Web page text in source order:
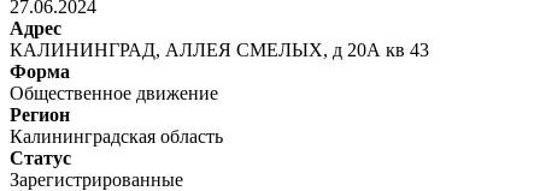
27.06.2024
Адрес
КАЛИНИНГРАД, АЛЛЕЯ СМЕЛЫХ, д 20А кв 43
Форма
Общественное движение
Регион
Калининградская область
Статус
Зарегистрированные